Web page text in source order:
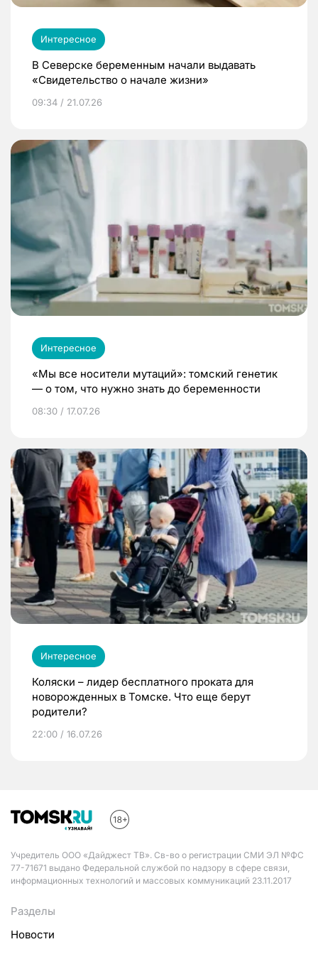
Интересное
В Северске беременным начали выдавать
«Свидетельство о начале жизни»
09:34 / 21.07.26
Интересное
«Мы все носители мутаций»: томский генетик
— о том, что нужно знать до беременности
08:30 / 17.07.26
Интересное
Коляски – лидер бесплатного проката для
новорожденных в Томске. Что еще берут
родители?
22:00 / 16.07.26
Учредитель ООО «Дайджест ТВ». Св-во о регистрации СМИ ЭЛ №ФС
77-71671 выдано Федеральной службой по надзору в сфере связи,
информационных технологий и массовых коммуникаций 23.11.2017
Разделы
Новости